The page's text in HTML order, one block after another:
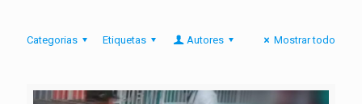
Categorias Etiquetas Autores Mostrar todo